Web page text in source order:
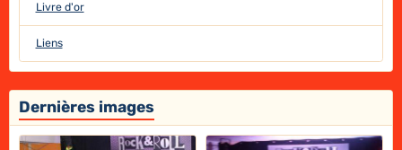
Livre d'or
Liens
Dernières images